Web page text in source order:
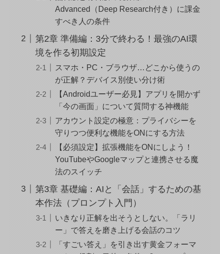
Advanced（Deep Research付き）に課金
すべき人の条件
第2章 準備編：3分で終わる！最強のAI環
境を作る初期設定
スマホ・PC・ブラウザ…どこから使うの
が正解？デバイス別使い分け術
【Androidユーザー必見】アプリを開かず
「今の画面」について質問する神機能
アカウント設定の極意：プライバシーを
守りつつ便利な機能をONにする方法
【必須設定】拡張機能をONにしよう！
YouTubeやGoogleマップと連携させる魔
法のスイッチ
第3章 基礎編：AIと「会話」するための基
本作法（プロンプト入門）
いきなり正解を出そうとしない。「ラリ
ー」で答えを磨き上げる会話のコツ
「すごい答え」を引き出す黄金フォーマ